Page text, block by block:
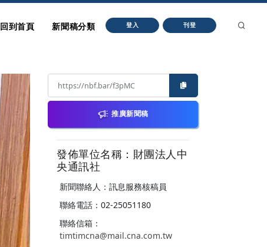
回到首頁 新聞稿分類 登入 刊登
推廣新聞稿
發佈單位名稱：財團法人中
央通訊社
新聞聯絡人：訊息服務核稿員
聯絡電話：02-25051180
聯絡信箱：
timtimcna@mail.cna.com.tw